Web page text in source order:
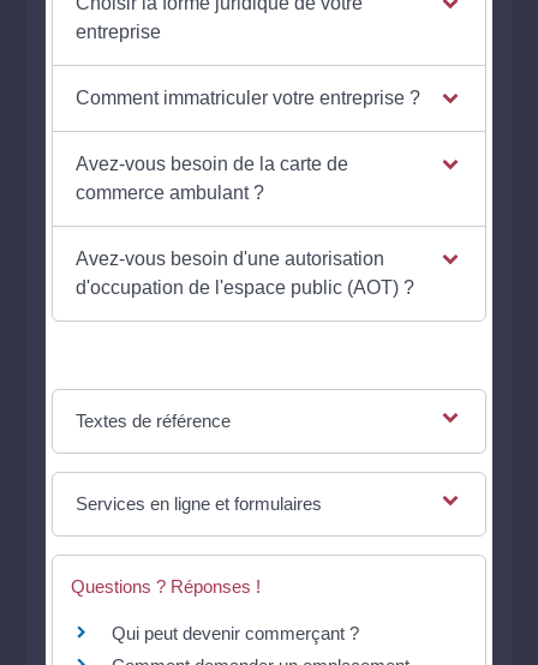
entreprise
Comment immatriculer votre entreprise ?
Avez-vous besoin de la carte de
commerce ambulant ?
Avez-vous besoin d'une autorisation
d'occupation de l'espace public (AOT) ?
Textes de référence
Services en ligne et formulaires
Questions ? Réponses !
Qui peut devenir commerçant ?